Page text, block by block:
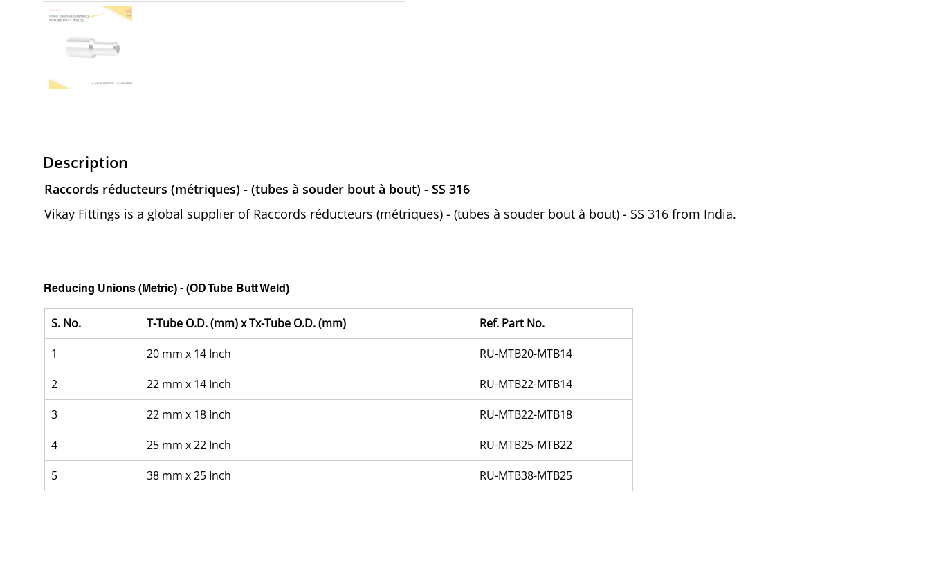
Description
Raccords réducteurs (métriques) - (tubes à souder bout à bout) - SS 316
Vikay Fittings is a global supplier of Raccords réducteurs (métriques) - (tubes à souder bout à bout) - SS 316 from India.
Reducing Unions (Metric) - (OD Tube Butt Weld)
S. No. T-Tube O.D. (mm) x Tx-Tube O.D. (mm)
Ref. Part No.
1
20 mm x 14 Inch
RU-MTB20-MTB14
2
22 mm x 14 Inch
RU-MTB22-MTB14
3
22 mm x 18 Inch
RU-MTB22-MTB18
4
25 mm x 22 Inch
RU-MTB25-MTB22
5
38 mm x 25 Inch RU-MTB38-MTB25